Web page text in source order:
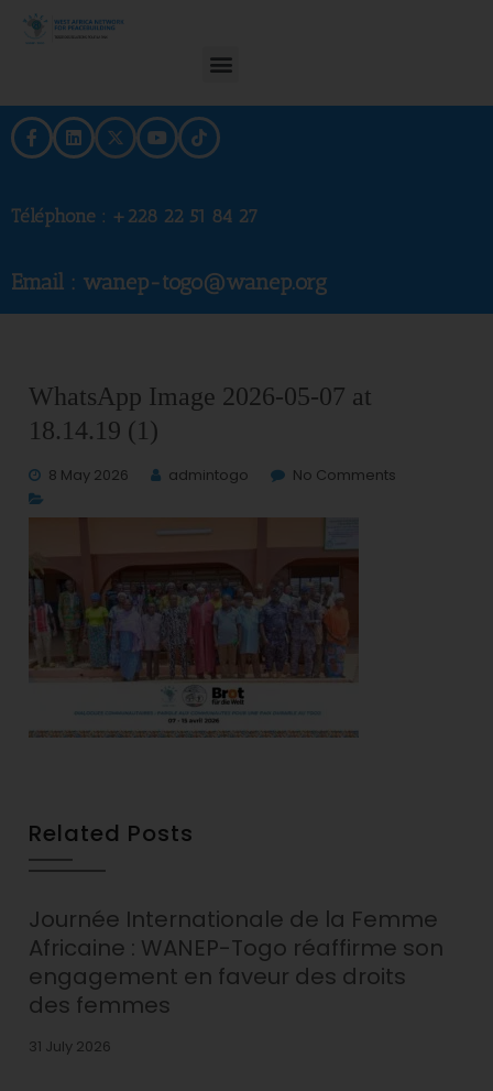
Téléphone : +228 22 51 84 27
Email : wanep-togo@wanep.org
WhatsApp Image 2026-05-07 at
18.14.19 (1)
8 May 2026 admintogo No Comments
Related Posts
Journée Internationale de la Femme
Africaine : WANEP-Togo réaffirme son
engagement en faveur des droits
des femmes
31 July 2026